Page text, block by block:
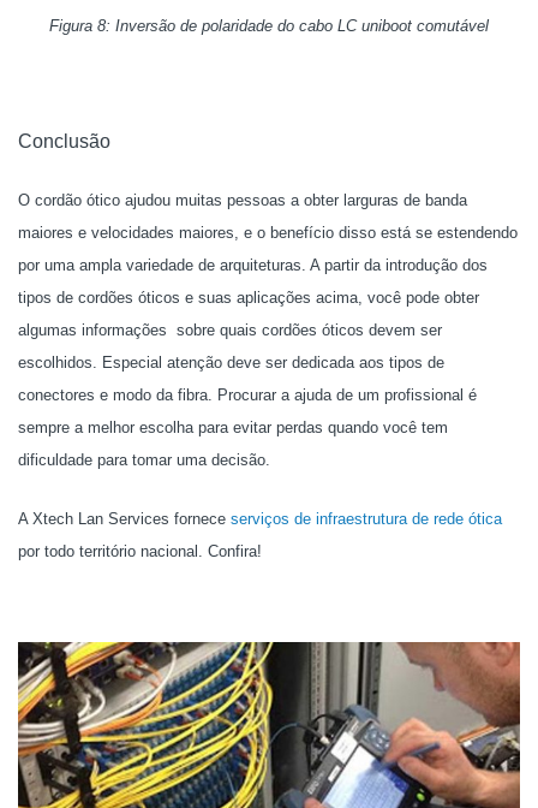
Figura 8: Inversão de polaridade do cabo LC uniboot comutável
Conclusão
O cordão ótico ajudou muitas pessoas a obter larguras de banda
maiores e velocidades maiores, e o benefício disso está se estendendo
por uma ampla variedade de arquiteturas. A partir da introdução dos
tipos de cordões óticos e suas aplicações acima, você pode obter
algumas informações sobre quais cordões óticos devem ser
escolhidos. Especial atenção deve ser dedicada aos tipos de
conectores e modo da fibra. Procurar a ajuda de um profissional é
sempre a melhor escolha para evitar perdas quando você tem
dificuldade para tomar uma decisão.
A Xtech Lan Services fornece serviços de infraestrutura de rede ótica
por todo território nacional. Confira!